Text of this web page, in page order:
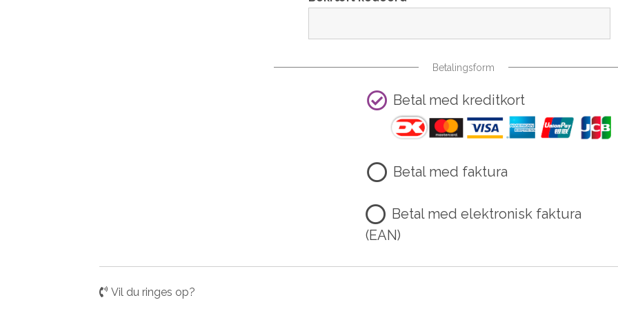
Betalingsform
Betal med kreditkort
Betal med faktura
Betal med elektronisk faktura
(EAN)
Vil du ringes op?